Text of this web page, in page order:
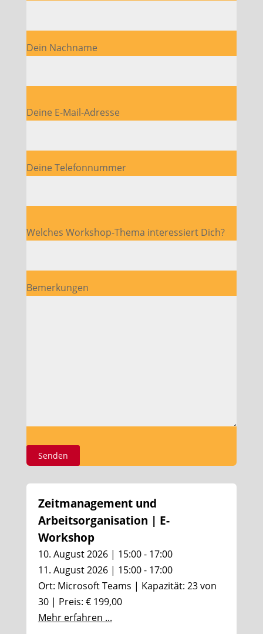
Dein Nachname
Bitte lasse dieses Feld leer.
Deine E-Mail-Adresse
Deine Telefonnummer
Bitte lasse dieses Feld leer.
Welches Workshop-Thema interessiert Dich?
Bemerkungen
Zeitmanagement und
Arbeitsorganisation | E-
Workshop
10. August 2026 | 15:00 - 17:00
11. August 2026 | 15:00 - 17:00
Ort: Microsoft Teams | Kapazität: 23 von
30 | Preis: € 199,00
Mehr erfahren ...